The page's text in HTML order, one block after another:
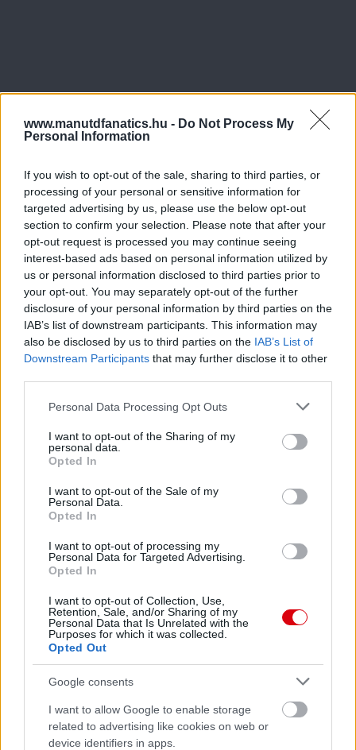
www.manutdfanatics.hu - Do Not Process My
Personal Information
If you wish to opt-out of the sale, sharing to third parties, or
processing of your personal or sensitive information for
targeted advertising by us, please use the below opt-out
section to confirm your selection. Please note that after your
opt-out request is processed you may continue seeing
interest-based ads based on personal information utilized by
us or personal information disclosed to third parties prior to
your opt-out. You may separately opt-out of the further
disclosure of your personal information by third parties on the
IAB’s list of downstream participants. This information may
also be disclosed by us to third parties on the IAB’s List of
Downstream Participants that may further disclose it to other
Please note that this website/app uses one or more Google
not limited to your visit or usage behaviour. You may click to
grant or deny consent to Google and its third-party tags to
use your data for below specified purposes in below Google
consent section.
Personal Data Processing Opt Outs
I want to opt-out of the Sharing of my
personal data.
Opted In
I want to opt-out of the Sale of my
Personal Data.
Opted In
I want to opt-out of processing my
Personal Data for Targeted Advertising.
Opted In
I want to opt-out of Collection, Use,
Retention, Sale, and/or Sharing of my
Personal Data that Is Unrelated with the
Purposes for which it was collected.
Opted Out
Google consents
I want to allow Google to enable storage
related to advertising like cookies on web or
device identifiers in apps.